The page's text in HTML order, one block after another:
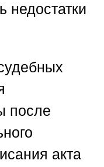
недостатки
после
акта